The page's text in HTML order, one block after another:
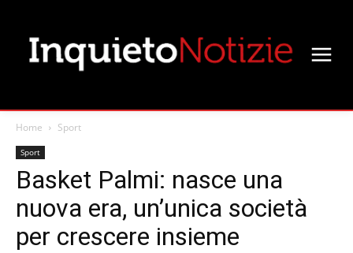
Home Sport
Sport
Basket Palmi: nasce una
nuova era, un’unica società
per crescere insieme